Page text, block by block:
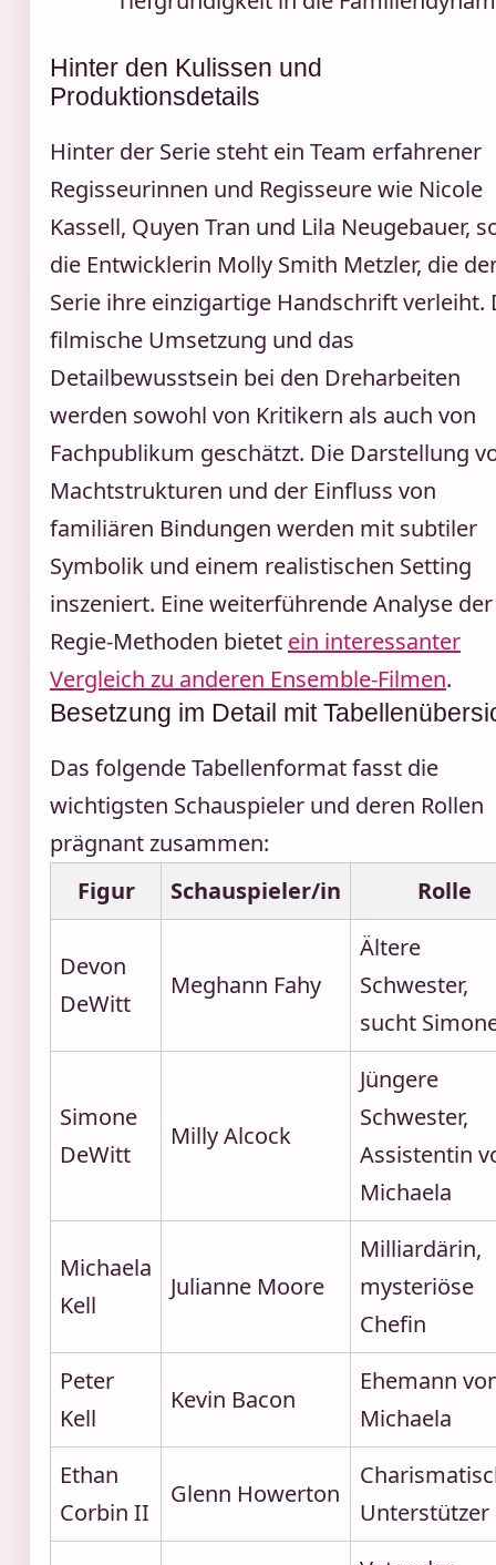
Hinter den Kulissen und
Produktionsdetails
Hinter der Serie steht ein Team erfahrener
Regisseurinnen und Regisseure wie Nicole
Kassell, Quyen Tran und Lila Neugebauer,
die Entwicklerin Molly Smith Metzler, die
Serie ihre einzigartige Handschrift verleiht.
filmische Umsetzung und das
Detailbewusstsein bei den Dreharbeiten
werden sowohl von Kritikern als auch von
Fachpublikum geschätzt. Die Darstellung
Machtstrukturen und der Einfluss von
familiären Bindungen werden mit subtiler
Symbolik und einem realistischen Setting
inszeniert. Eine weiterführende Analyse der
Regie-Methoden bietet ein interessanter
Vergleich zu anderen Ensemble-Filmen.
Besetzung im Detail mit
Das folgende Tabellenformat fasst die
wichtigsten Schauspieler und deren Rollen
prägnant zusammen:
Figur
Schauspieler/in Rolle
Devon
DeWitt
Meghann Fahy
Ältere
Schwester,
sucht
Simone
DeWitt
Milly Alcock
Jüngere
Schwester,
Assistentin
Michaela
Michaela
Kell
Julianne Moore
Milliardärin,
mysteriöse
Chefin
Peter
Kell
Kevin Bacon
Ehemann
Michaela
Ethan
Corbin II
Glenn Howerton
Unterstützer